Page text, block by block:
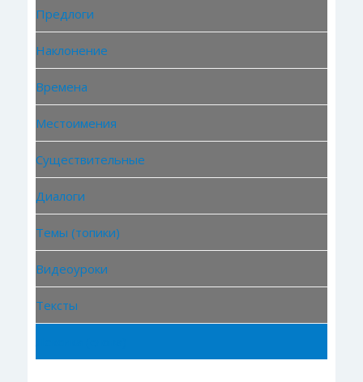
Предлоги
Наклонение
Времена
Местоимения
Существительные
Диалоги
Темы (топики)
Видеоуроки
Тексты